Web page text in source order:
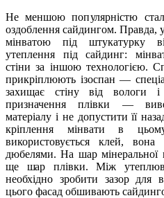
Не меншою популярністю
оздоблення сайдингом. Правда,
мінватою під штукатурку
утеплення під сайдинг:
стіни за іншою технологією.
прикріплюють ізоспан —
захищає стіну від вологи і
призначення плівки —
матеріалу і не допустити її
кріплення мінвати в
використовується клей, вона
дюбелями. На шар мінеральної
ще шар плівки. Між
необхідно зробити зазор для
цього фасад обшивають